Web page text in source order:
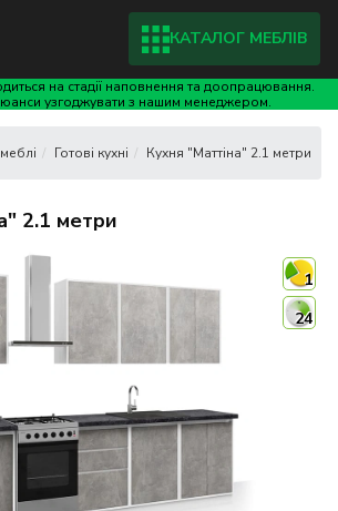
на стадії наповнення та доопрацювання.
узгоджувати з нашим менеджером.
КАТАЛОГ МЕБЛІВ
Готові кухні Кухня "Маттіна" 2.1 метри
2.1 метри
1
24